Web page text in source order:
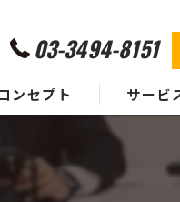
03-3494-8151
ンセプト
挨拶
サービ